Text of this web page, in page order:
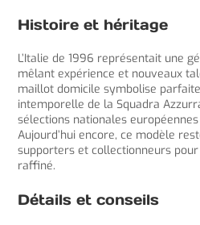
Histoire et héritage
L’Italie de 1996 représentait une
mêlant expérience et nouveaux
maillot domicile symbolise
intemporelle de la Squadra
sélections nationales
Aujourd’hui encore, ce modèle
supporters et collectionneurs
raffiné.
Détails et conseils